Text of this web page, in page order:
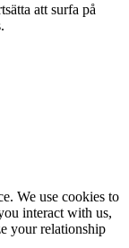
att surfa på
We use cookies to
interact with us,
your relationship